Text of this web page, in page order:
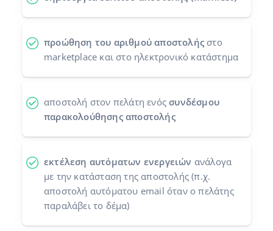
Επικοινωνίαportuguês (BR)
中文
προώθηση του αριθμού αποστολής στο
marketplace και στο ηλεκτρονικό κατάστημα
αποστολή στον πελάτη ενόςσυνδέσμου
παρακολούθησης αποστολής
εκτέλεση αυτόματων ενεργειών ανάλογα
με την κατάσταση της αποστολής (π.χ.
αποστολή αυτόματου email όταν ο πελάτης
παραλάβει το δέμα)